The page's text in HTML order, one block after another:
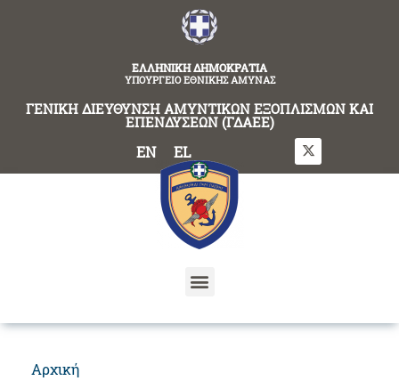
ΕΛΛΗΝΙΚΗ ΔΗΜΟΚΡΑΤΙΑ
ΥΠΟΥΡΓΕΙΟ ΕΘΝΙΚΗΣ ΑΜΥΝΑΣ
ΓΕΝΙΚΗ ΔΙΕΥΘΥΝΣΗ ΑΜΥΝΤΙΚΩΝ ΕΞΟΠΛΙΣΜΩΝ ΚΑΙ
ΕΠΕΝΔΥΣΕΩΝ (ΓΔΑΕΕ)
EN EL
Αρχική